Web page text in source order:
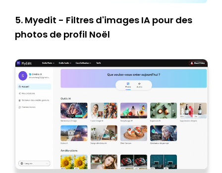
5. Myedit - Filtres d'images IA pour des
photos de profil Noël